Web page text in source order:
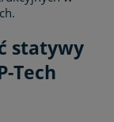
statywy
Tech